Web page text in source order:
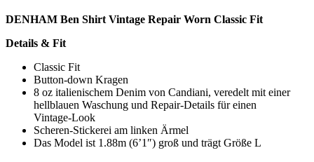
DENHAM Ben Shirt Vintage Repair Worn Classic Fit
Details & Fit
Classic Fit
Button-down Kragen
8 oz italienischem Denim von Candiani, veredelt mit einer
hellblauen Waschung und Repair-Details für einen
Vintage-Look
Scheren-Stickerei am linken Ärmel
Das Model ist 1.88m (6’1″) groß und trägt Größe L